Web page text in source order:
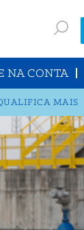
NA CONTA
MAIS